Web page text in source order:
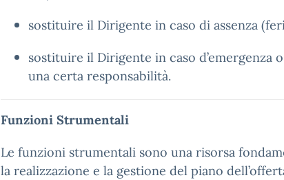
sostituire il Dirigente in caso di assenza
sostituire il Dirigente in caso
una certa responsabilità.
Funzioni Strumentali
Le funzioni strumentali sono una risorsa
la realizzazione e la gestione del piano